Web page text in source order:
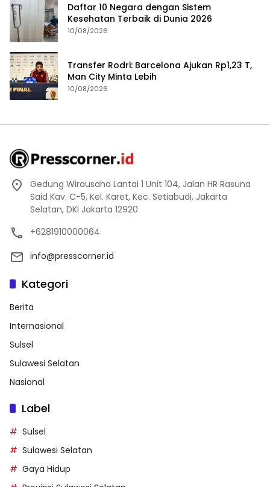
Daftar 10 Negara dengan Sistem
Kesehatan Terbaik di Dunia 2026
10/08/2026
Transfer Rodri: Barcelona Ajukan Rp1,23 T,
Man City Minta Lebih
10/08/2026
Gedung Wirausaha Lantai 1 Unit 104, Jalan HR Rasuna
Said Kav. C-5, Kel. Karet, Kec. Setiabudi, Jakarta
Selatan, DKI Jakarta 12920
+6281910000064
info@presscorner.id
Kategori
Berita
Internasional
Sulsel
Sulawesi Selatan
Nasional
Label
Sulsel
Sulawesi Selatan
Gaya Hidup